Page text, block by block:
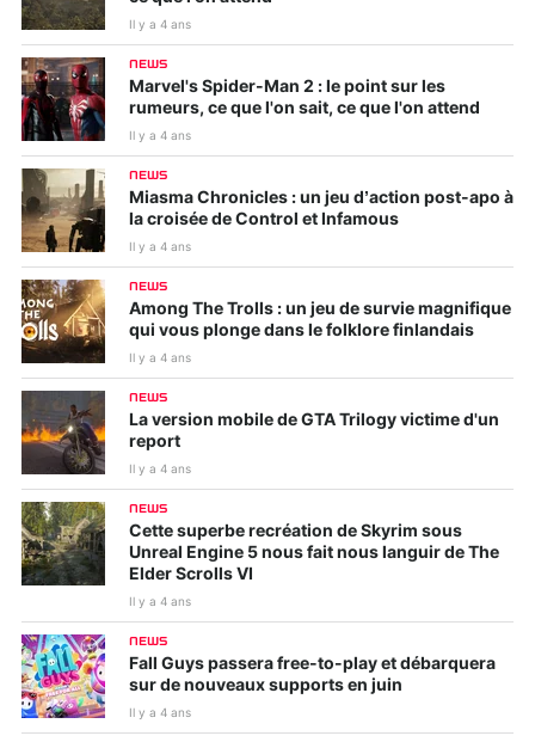
Il y a 4 ans
NEWS
Marvel's Spider-Man 2 : le point sur les
rumeurs, ce que l'on sait, ce que l'on attend
Il y a 4 ans
NEWS
Miasma Chronicles : un jeu d’action post-apo à
la croisée de Control et Infamous
Il y a 4 ans
NEWS
Among The Trolls : un jeu de survie magnifique
qui vous plonge dans le folklore finlandais
Il y a 4 ans
NEWS
La version mobile de GTA Trilogy victime d'un
report
Il y a 4 ans
NEWS
Cette superbe recréation de Skyrim sous
Unreal Engine 5 nous fait nous languir de The
Elder Scrolls VI
Il y a 4 ans
NEWS
Fall Guys passera free-to-play et débarquera
sur de nouveaux supports en juin
Il y a 4 ans